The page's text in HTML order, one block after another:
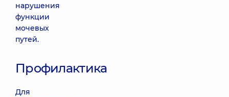
нарушения
функции
мочевых
путей.
Профилактика
Для